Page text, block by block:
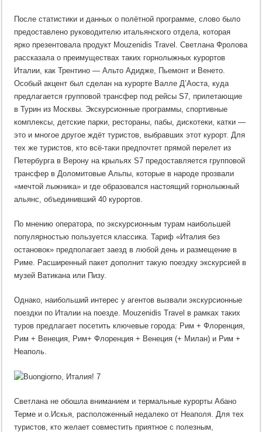
После статистики и данных о полётной программе, слово было
предоставлено руководителю итальянского отдела, которая
ярко презентовала продукт Mouzenidis Travel. Светлана Фролова
рассказала о преимуществах таких горнолыжных курортов
Италии, как Трентино — Альто Адидже, Пьемонт и Венето.
Особый акцент был сделан на курорте Валле Д’Аоста, куда
предлагается групповой трансфер под рейсы S7, прилетающие
в Турин из Москвы. Экскурсионные программы, спортивные
комплексы, детские парки, рестораны, пабы, дискотеки, катки —
это и многое другое ждёт туристов, выбравших этот курорт. Для
тех же туристов, кто всё-таки предпочтет прямой перелет из
Петербурга в Верону на крыльях S7 предоставляется групповой
трансфер в Доломитовые Альпы, которые в народе прозвали
«мечтой лыжника» и где образовался настоящий горнолыжный
альянс, объединивший 40 курортов.
По мнению оператора, по экскурсионным турам наибольшей
популярностью пользуется классика. Тариф «Италия без
остановок» предполагает заезд в любой день и размещение в
Риме. Расширенный пакет дополнит такую поездку экскурсией в
музей Ватикана или Пизу.
Однако, наибольший интерес у агентов вызвали экскурсионные
поездки по Италии на поезде. Mouzenidis Travel в рамках таких
туров предлагает посетить ключевые города: Рим + Флоренция,
Рим + Венеция, Рим+ Флоренция + Венеция (+ Милан) и Рим +
Неаполь.
Светлана не обошла вниманием и термальные курорты Абано
Терме и о.Искья, расположенный недалеко от Неаполя. Для тех
туристов, кто желает совместить приятное с полезным,